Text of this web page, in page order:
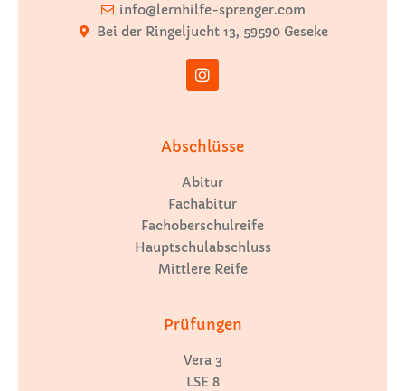
info@lernhilfe-sprenger.com
Bei der Ringeljucht 13, 59590 Geseke
Abschlüsse
Abitur
Fachabitur
Fachoberschulreife
Hauptschulabschluss
Mittlere Reife
Prüfungen
Vera 3
LSE 8